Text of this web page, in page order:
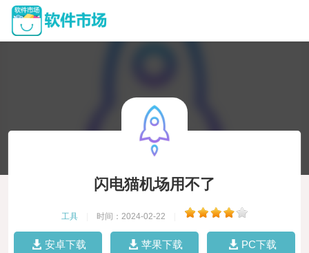
闪电猫机场用不了
工具 时间：2024-02-22
安卓下载 苹果下载 PC下载